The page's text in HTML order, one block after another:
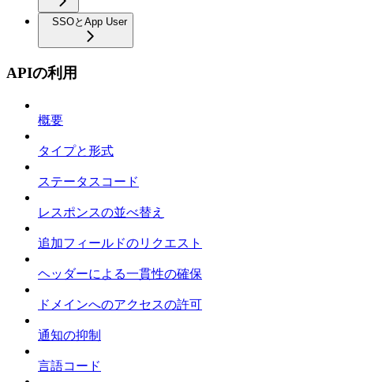
SSOとApp User
APIの利用
概要
タイプと形式
ステータスコード
レスポンスの並べ替え
追加フィールドのリクエスト
ヘッダーによる一貫性の確保
ドメインへのアクセスの許可
通知の抑制
言語コード